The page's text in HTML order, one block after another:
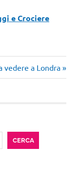
e Crociere
vedere a Londra
CERCA